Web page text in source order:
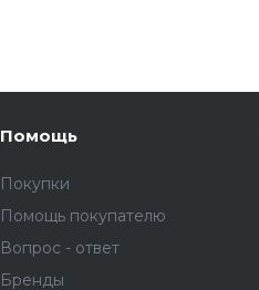
Помощь
Покупки
Помощь покупателю
Вопрос - ответ
Бренды